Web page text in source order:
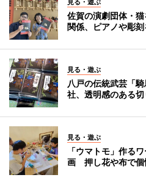
佐賀の演劇団体・
関係、ピアノや彫
見る・遊ぶ
八戸の伝統武芸「
社、透明感のある
見る・遊ぶ
「ウマトモ」作る
画 押し花や布で個